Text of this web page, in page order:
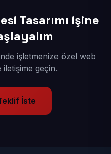
Tasarımı işine
işletmenize özel web
geçin.
İste